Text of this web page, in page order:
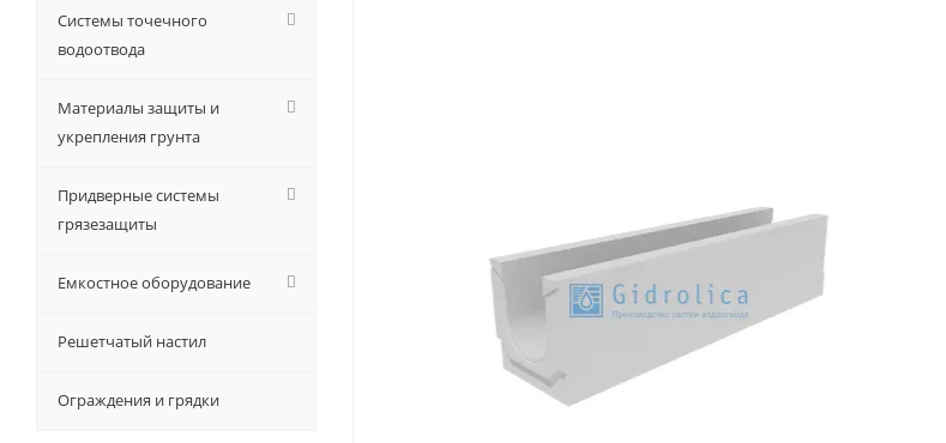
Системы точечного
водоотвода
Материалы защиты и
укрепления грунта
Придверные системы
грязезащиты
Емкостное оборудование
Решетчатый настил
Ограждения и грядки